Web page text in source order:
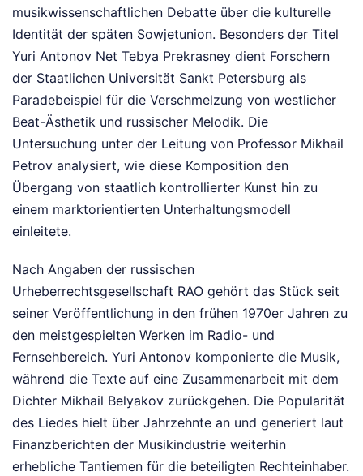
musikwissenschaftlichen Debatte über die kulturelle
Identität der späten Sowjetunion. Besonders der Titel
Yuri Antonov Net Tebya Prekrasney dient Forschern
der Staatlichen Universität Sankt Petersburg als
Paradebeispiel für die Verschmelzung von westlicher
Beat-Ästhetik und russischer Melodik. Die
Untersuchung unter der Leitung von Professor Mikhail
Petrov analysiert, wie diese Komposition den
Übergang von staatlich kontrollierter Kunst hin zu
einem marktorientierten Unterhaltungsmodell
einleitete.
Nach Angaben der russischen
Urheberrechtsgesellschaft RAO gehört das Stück seit
seiner Veröffentlichung in den frühen 1970er Jahren zu
den meistgespielten Werken im Radio- und
Fernsehbereich. Yuri Antonov komponierte die Musik,
während die Texte auf eine Zusammenarbeit mit dem
Dichter Mikhail Belyakov zurückgehen. Die Popularität
des Liedes hielt über Jahrzehnte an und generiert laut
Finanzberichten der Musikindustrie weiterhin
erhebliche Tantiemen für die beteiligten Rechteinhaber.